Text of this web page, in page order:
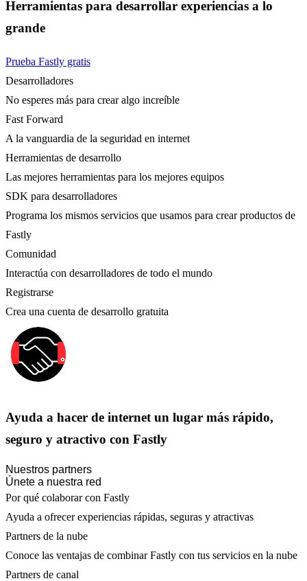
Herramientas para desarrollar experiencias a lo
grande
Prueba Fastly gratis
Desarrolladores
No esperes más para crear algo increíble
Fast Forward
A la vanguardia de la seguridad en internet
Herramientas de desarrollo
Las mejores herramientas para los mejores equipos
SDK para desarrolladores
Programa los mismos servicios que usamos para crear productos de
Fastly
Comunidad
Interactúa con desarrolladores de todo el mundo
Registrarse
Crea una cuenta de desarrollo gratuita
Ayuda a hacer de internet un lugar más rápido,
seguro y atractivo con Fastly
Nuestros partners
Únete a nuestra red
Por qué colaborar con Fastly
Ayuda a ofrecer experiencias rápidas, seguras y atractivas
Partners de la nube
Conoce las ventajas de combinar Fastly con tus servicios en la nube
Partners de canal